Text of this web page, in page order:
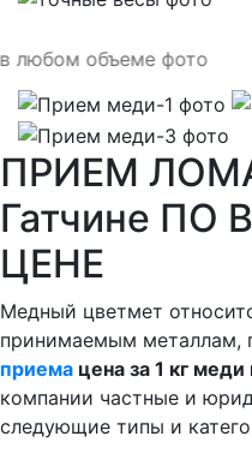
ПРИЕМ
Гатчине ПО
ЦЕНЕ
Медный цветмет
принимаемым металлам,
приема цена за 1 кг
компании частные и
следующие типы и